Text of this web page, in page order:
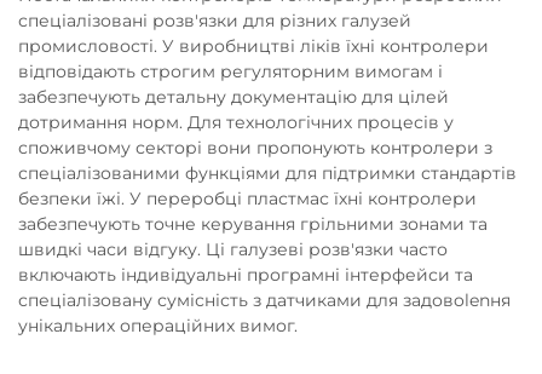
спеціалізовані розв'язки для різних галузей
промисловості. У виробництві ліків їхні контролери
відповідають строгим регуляторним вимогам і
забезпечують детальну документацію для цілей
дотримання норм. Для технологічних процесів у
споживчому секторі вони пропонують контролери з
спеціалізованими функціями для підтримки стандартів
безпеки їжі. У переробці пластмас їхні контролери
забезпечують точне керування грільними зонами та
швидкі часи відгуку. Ці галузеві розв'язки часто
включають індивідуальні програмні інтерфейси та
спеціалізовану сумісність з датчиками для задовolenня
унiкальних операцiйних вимог.